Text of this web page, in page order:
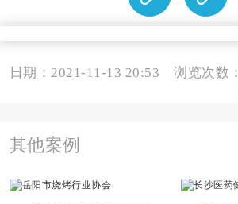
日期：2021-11-13 20:53 浏览次数：
其他案例